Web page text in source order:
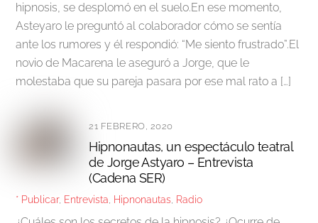
hipnosis, se desplomó en el suelo.En ese momento,
Asteyaro le preguntó al colaborador cómo se sentía
ante los rumores y él respondió: “Me siento frustrado”.El
novio de Macarena le aseguró a Jorge, que le
molestaba que su pareja pasara por ese mal rato a […]
21 FEBRERO, 2020
Hipnonautas, un espectáculo teatral
de Jorge Astyaro – Entrevista
(Cadena SER)
* Publicar, Entrevista Hipnonautas Radio